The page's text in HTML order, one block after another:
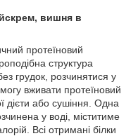
вишня в
протеїновий
структура
грудок, розчинятися у
вживати протеїновий
дієти або сушіння. Одна
у воді, міститиме
Всі отримані білки